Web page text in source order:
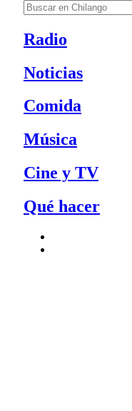
Radio
Noticias
Comida
Música
Cine y TV
Qué hacer